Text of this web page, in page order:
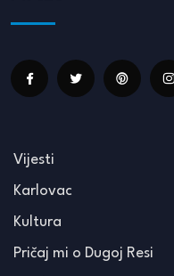
Vijesti
Karlovac
Kultura
Pričaj mi o Dugoj Resi